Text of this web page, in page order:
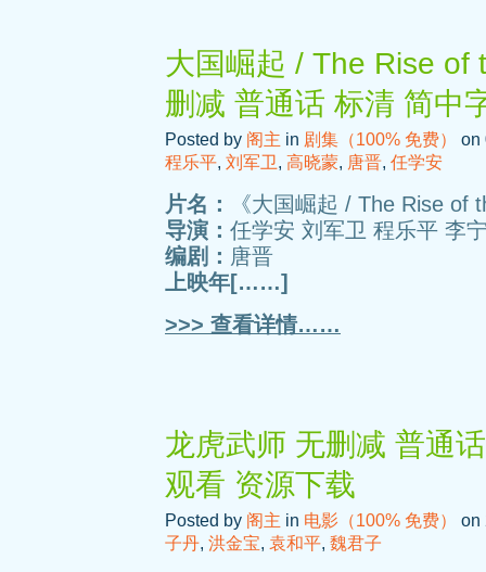
大国崛起 / The Rise of
删减 普通话 标清 简中
Posted by 阁主 in 剧集（100% 免费）
on
程乐平, 刘军卫, 高晓蒙, 唐晋, 任学安
片名：
《大国崛起 / The Rise of
导演： 任学安 刘军卫 程乐平 李
编剧： 唐晋
上映年[……]
>>> 查看详情……
龙虎武师 无删减 普通
观看 资源下载
Posted by 阁主 in 电影（100% 免费）
on
子丹, 洪金宝, 袁和平, 魏君子